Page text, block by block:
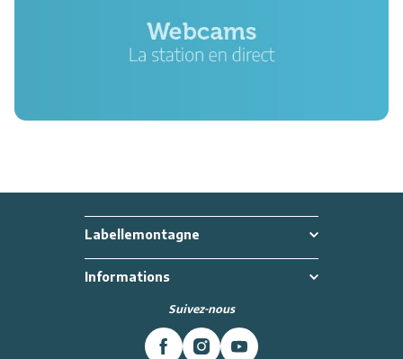
Labellemontagne
Informations
Suivez-nous